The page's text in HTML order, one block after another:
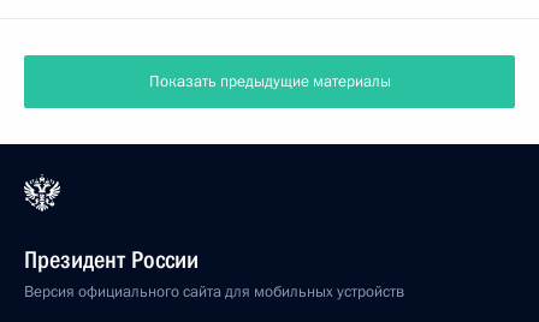
Показать предыдущие материалы
Президент России
Версия официального сайта для мобильных устройств